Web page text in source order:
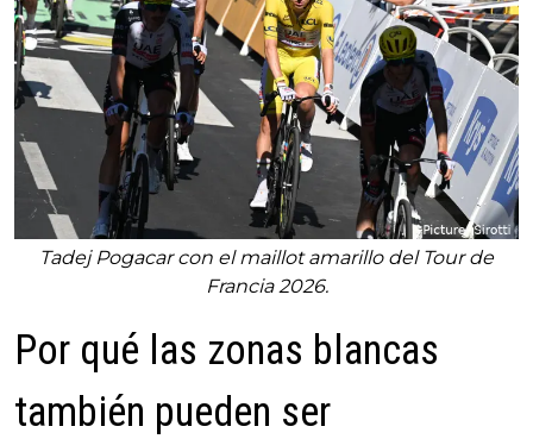
Tadej Pogacar con el maillot amarillo del Tour de
Francia 2026.
Por qué las zonas blancas
también pueden ser